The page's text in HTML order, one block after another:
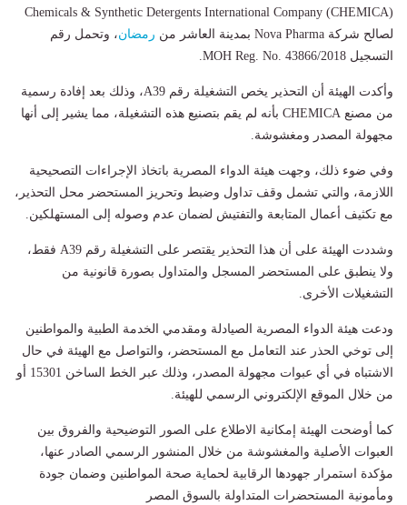
Chemicals & Synthetic Detergents International Company (CHEMICA)
لصالح شركة Nova Pharma بمدينة العاشر من
رمضان، وتحمل رقم
التسجيل MOH Reg. No. 43866/2018.
وأكدت الهيئة أن التحذير يخص التشغيلة رقم A39، وذلك بعد إفادة رسمية
من مصنع CHEMICA بأنه لم يقم بتصنيع هذه التشغيلة، مما يشير إلى أنها
مجهولة المصدر ومغشوشة.
وفي ضوء ذلك، وجهت هيئة الدواء المصرية باتخاذ الإجراءات التصحيحية
اللازمة، والتي تشمل وقف تداول وضبط وتحريز المستحضر محل التحذير،
مع تكثيف أعمال المتابعة والتفتيش لضمان عدم وصوله إلى المستهلكين.
وشددت الهيئة على أن هذا التحذير يقتصر على التشغيلة رقم A39 فقط،
ولا ينطبق على المستحضر المسجل والمتداول بصورة قانونية من
التشغيلات الأخرى.
ودعت هيئة الدواء المصرية الصيادلة ومقدمي الخدمة الطبية والمواطنين
إلى توخي الحذر عند التعامل مع المستحضر، والتواصل مع الهيئة في حال
الاشتباه في أي عبوات مجهولة المصدر، وذلك عبر الخط الساخن 15301 أو
من خلال الموقع الإلكتروني الرسمي للهيئة.
كما أوضحت الهيئة إمكانية الاطلاع على الصور التوضيحية والفروق بين
العبوات الأصلية والمغشوشة من خلال المنشور الرسمي الصادر عنها،
مؤكدة استمرار جهودها الرقابية لحماية صحة المواطنين وضمان جودة
ومأمونية المستحضرات المتداولة بالسوق المصر